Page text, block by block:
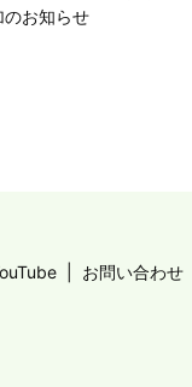
のお知らせ
お問い合わせ